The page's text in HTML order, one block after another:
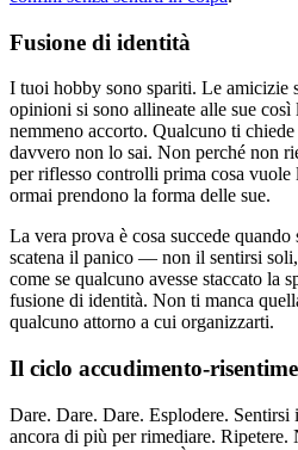
Fusione di identità
I tuoi hobby sono spariti. Le amicizie
opinioni si sono allineate alle sue così
nemmeno accorto. Qualcuno ti
davvero non lo sai. Non perché non
per riflesso controlli prima cosa vuole
ormai prendono la forma delle sue.
La vera prova è cosa succede
scatena il panico — non il sentirsi
come se qualcuno avesse staccato la
fusione di identità. Non ti manca
qualcuno attorno a cui organizzarti.
Il ciclo accudimento-
Dare. Dare. Dare. Esplodere.
ancora di più per rimediare. Ripetere.